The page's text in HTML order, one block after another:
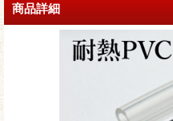
商品詳細